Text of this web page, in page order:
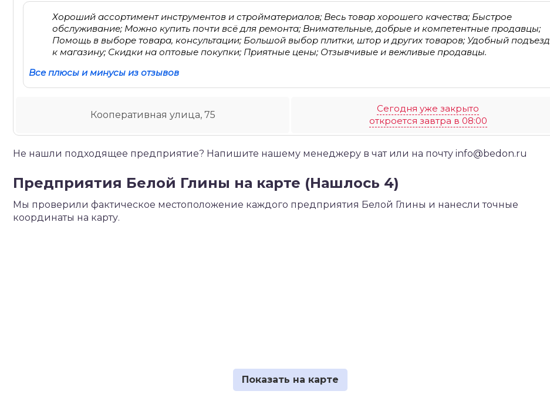
Хороший ассортимент инструментов и стройматериалов; Весь товар хорошего качества; Быстрое
обслуживание; Можно купить почти всё для ремонта; Внимательные, добрые и компетентные продавцы;
Помощь в выборе товара, консультации; Большой выбор плитки, штор и других товаров; Удобный подъезд
к магазину; Скидки на оптовые покупки; Приятные цены; Отзывчивые и вежливые продавцы.
Все плюсы и минусы из отзывов
Кооперативная улица, 75
Сегодня уже закрыто
откроется завтра в 08:00
Не нашли подходящее предприятие? Напишите нашему менеджеру в чат или на почту info@bedon.ru
Предприятия Белой Глины на карте (Нашлось 4)
Мы проверили фактическое местоположение каждого предприятия Белой Глины и нанесли точные
координаты на карту.